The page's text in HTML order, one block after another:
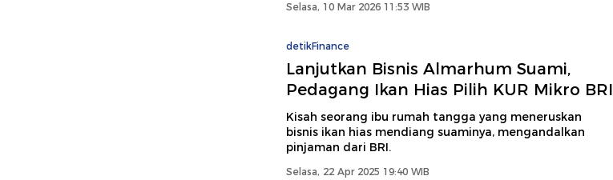
Selasa, 10 Mar 2026 11:53 WIB
detikFinance
Lanjutkan Bisnis Almarhum Suami,
Pedagang Ikan Hias Pilih KUR Mikro BRI
Kisah seorang ibu rumah tangga yang meneruskan
bisnis ikan hias mendiang suaminya, mengandalkan
pinjaman dari BRI.
Selasa, 22 Apr 2025 19:40 WIB